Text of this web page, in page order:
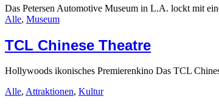
Das Petersen Automotive Museum in L.A. lockt mit
Alle, Museum
TCL Chinese Theatre
Hollywoods ikonisches Premierenkino Das TCL
Alle, Attraktionen, Kultur